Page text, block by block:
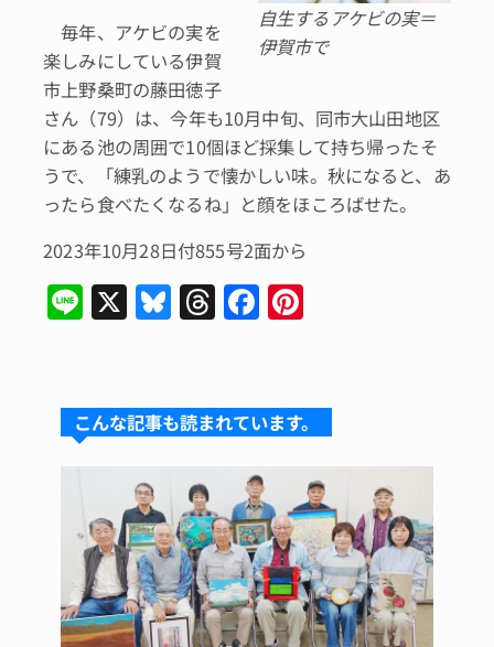
自生するアケビの実＝
伊賀市で
毎年、アケビの実を
楽しみにしている伊賀
市上野桑町の藤田徳子
さん（79）は、今年も10月中旬、同市大山田地区
にある池の周囲で10個ほど採集して持ち帰ったそ
うで、「練乳のようで懐かしい味。秋になると、あ
ったら食べたくなるね」と顔をほころばせた。
2023年10月28日付855号2面から
Li
n
X Bl
u
s
k
y
T
hr
a
d
F
a
e
b
o
o
k
re
st
こんな記事も読まれています。